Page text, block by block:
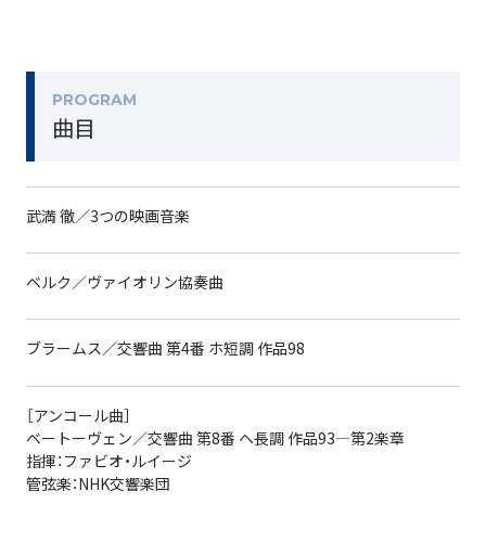
PROGRAM
曲目
武満 徹／3つの映画音楽
ベルク／ヴァイオリン協奏曲
ブラームス／交響曲 第4番 ホ短調 作品98
［アンコール曲］
ベートーヴェン／交響曲 第8番 ヘ長調 作品93―第2楽章
指揮：ファビオ・ルイージ
管弦楽：NHK交響楽団